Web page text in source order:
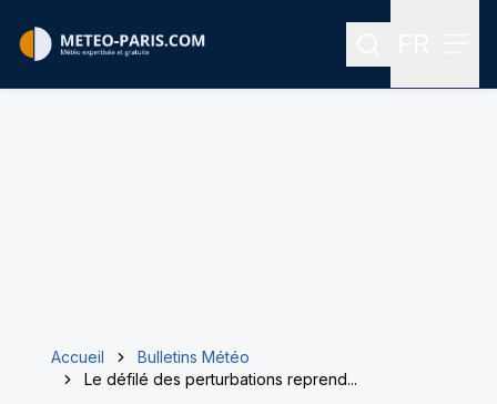
Rechercher
Accueil
Bulletins Météo
Le défilé des perturbations reprend...